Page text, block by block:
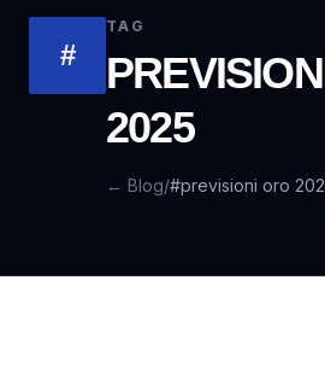
#
TAG
2025
← Blog/#previsioni oro